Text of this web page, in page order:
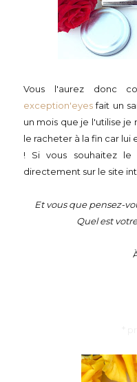
Vous l'aurez donc
exception'eyesfait un
un mois que je l'utilise je
le racheter à la fin car lui
! Si vous souhaitez
directement sur le site
Et vous que pensez-
Quel est